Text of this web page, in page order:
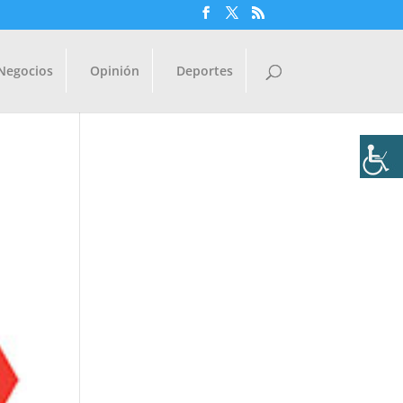
Opinión Deportes